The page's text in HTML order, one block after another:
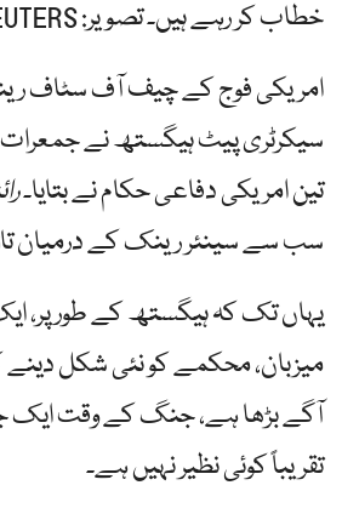
خطاب کر رہے ہیں۔ تصویر: REUTERS
امریکی فوج کے چیف آف سٹاف
سیکرٹری پیٹ ہیگستھ نے جمعرات
تین امریکی دفاعی حکام نے بتایا۔
سب سے سینئر رینک کے درمیان
یہاں تک کہ ہیگستھ کے طور پر،
میزبان، محکمے کو نئی شکل
آگے بڑھا ہے، جنگ کے وقت ایک
تقریباً کوئی نظیر نہیں ہے۔